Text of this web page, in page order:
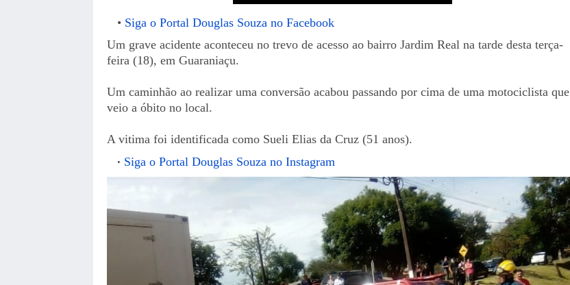
Siga o Portal Douglas Souza no Facebook
Um grave acidente aconteceu no trevo de acesso ao bairro Jardim Real na tarde desta terça-
feira (18), em Guaraniaçu.
Um caminhão ao realizar uma conversão acabou passando por cima de uma motociclista que
veio a óbito no local.
A vitima foi identificada como Sueli Elias da Cruz (51 anos).
Siga o Portal Douglas Souza no Instagram